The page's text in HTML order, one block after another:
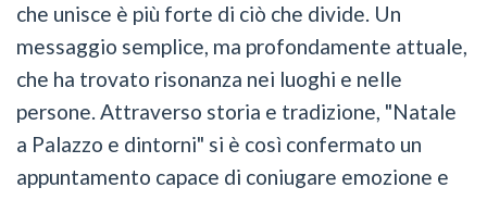
che unisce è più forte di ciò che divide. Un
messaggio semplice, ma profondamente attuale,
che ha trovato risonanza nei luoghi e nelle
persone. Attraverso storia e tradizione, "Natale
a Palazzo e dintorni" si è così confermato un
appuntamento capace di coniugare emozione e